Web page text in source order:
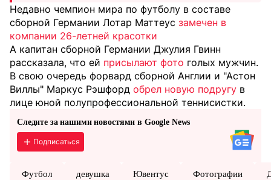
Недавно чемпион мира по футболу в составе
сборной Германии Лотар Маттеус замечен в
компании 26-летней красотки
А капитан сборной Германии Джулия Гвинн
рассказала, что ей присылают фото голых мужчин.
В свою очередь форвард сборной Англии и "Астон
Виллы" Маркус Рэшфорд обрел новую подругу в
лице юной полупрофессиональной теннисистки.
Следите за нашими новостями в Google News
Подписаться
Футбол девушка Ювентус Фотографии